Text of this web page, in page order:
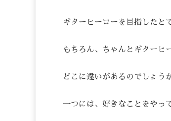
ギターヒーローを目指したと
もちろん、ちゃんとギターヒ
どこに違いがあるのでしょう
一つには、好きなことをやっ